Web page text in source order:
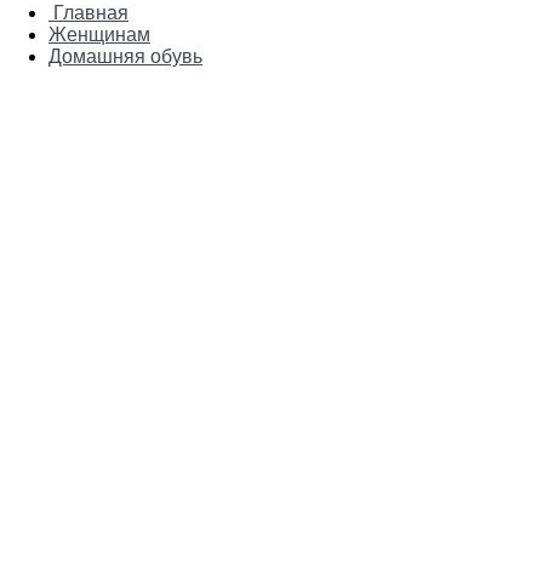
Главная
Женщинам
Домашняя обувь